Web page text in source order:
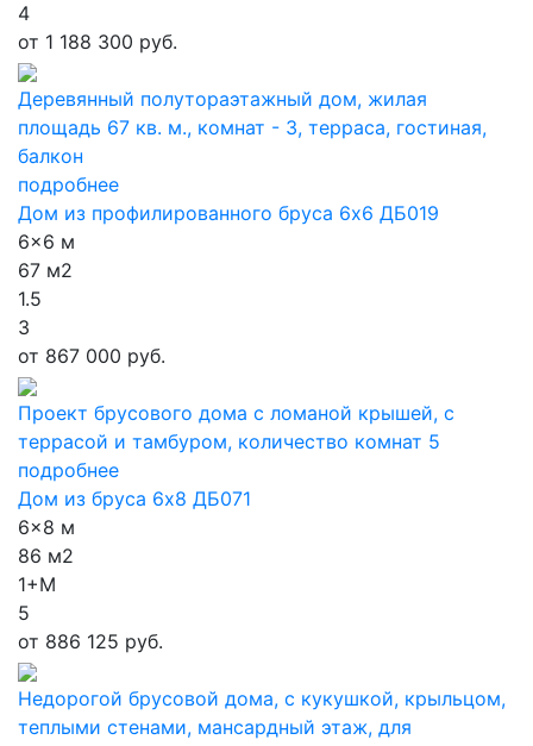
4
от 1 188 300 руб.
Деревянный полутораэтажный дом, жилая
площадь 67 кв. м., комнат - 3, терраса, гостиная,
балкон
подробнее
Дом из профилированного бруса 6х6 ДБ019
6x6 м
67 м2
1.5
3
от 867 000 руб.
Проект брусового дома с ломаной крышей, с
террасой и тамбуром, количество комнат 5
подробнее
Дом из бруса 6х8 ДБ071
6x8 м
86 м2
1+М
5
от 886 125 руб.
Недорогой брусовой дома, с кукушкой, крыльцом,
теплыми стенами, мансардный этаж, для